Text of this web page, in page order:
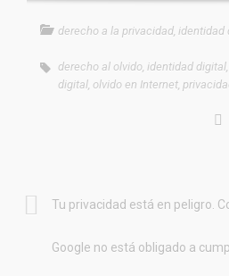
derecho a la privacidad identidad
derecho al olvido identidad digital
digital olvido en Internet
Tu privacidad está en peligro.
Google no está obligado a